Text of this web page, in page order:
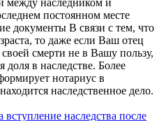
между наследником и
постоянном месте
документы В связи с тем, что
то даже если Ваш отец
смерти не в Вашу пользу,
доля в наследстве. Более
нотариус в
наследственное дело.
вступление наследства после